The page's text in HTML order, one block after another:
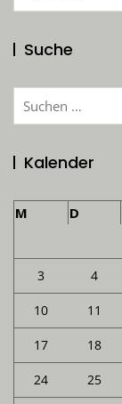
Suche
Suchen
Kalender
M D
3 4
10 11
17 18
24 25